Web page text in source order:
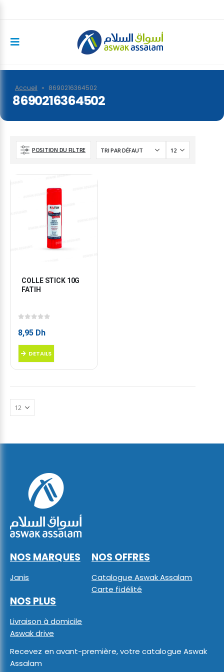
Accueil » 8690216364502
8690216364502
POSITION DU FILTRE
COLLE STICK 10G
FATIH
8,95 Dh
DETAILS
NOS MARQUES
Janis
NOS OFFRES
Catalogue Aswak Assalam
Carte fidélité
NOS PLUS
Livraison à domicile
Aswak drive
Recevez en avant-première, votre catalogue Aswak
Assalam